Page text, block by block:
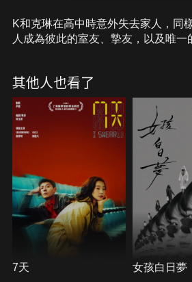
K和克琳在高中時意外失去家人，同
人成為彼此的室友、摯友，以及唯一
敢給她承諾。然而深愛克琳的K為了
不起的幸福，擅自替她做了一個將改
定…
其他人也看了
7天 女孩白日夢